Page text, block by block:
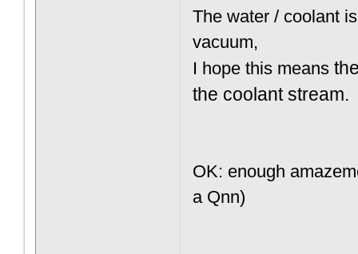
The water / coolant
vacuum,
I hope this means
the coolant stream.
OK: enough
a Qnn)